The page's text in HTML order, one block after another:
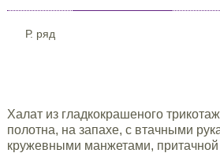
Р. ряд
Халат из гладкокрашеного
полотна, на запахе, с втачными
кружевными манжетами, притачной